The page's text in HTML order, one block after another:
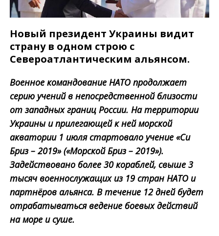
Новый президент Украины видит
страну в одном строю с
Североатлантическим альянсом.
Военное командование НАТО продолжает
серию учений в непосредственной близости
от западных границ России. На территории
Украины и прилегающей к ней морской
акватории 1 июля стартовало учение «Си
Бриз – 2019» («Морской Бриз – 2019»).
Задействовано более 30 кораблей, свыше 3
тысяч военнослужащих из 19 стран НАТО и
партнёров альянса. В течение 12 дней будет
отрабатываться ведение боевых действий
на море и суше.